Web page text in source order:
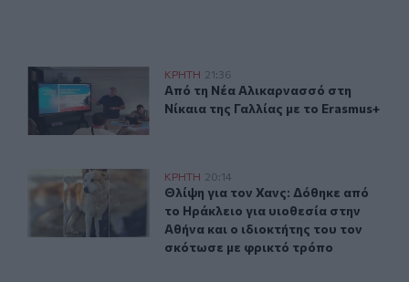
διάσημη παραλία
σχεδιάζεται για την διάσημη παραλία
Από τη Νέα Αλικαρνασσό στη Νίκαια της Γαλλίας με το
ΚΡΗΤΗ 21:36
Από τη Νέα Αλικαρνασσό στη
Από τη Νέα Αλικαρνασσό στη
Νίκαια της Γαλλίας με το Erasmus+
στην Κρήτη – Red Code για πυρκαγιές στο νησί
την Κυριακή (09/08) στην Κρήτη – Red Code για
Θλίψη για τον Χανς: Δόθηκε από το Ηράκλειο για
ΚΡΗΤΗ 20:14
Θλίψη για τον Χανς: Δόθηκε από το
Θλίψη για τον Χανς: Δόθηκε από
το Ηράκλειο για υιοθεσία στην
Αθήνα και ο ιδιοκτήτης του τον
σκότωσε με φρικτό τρόπο